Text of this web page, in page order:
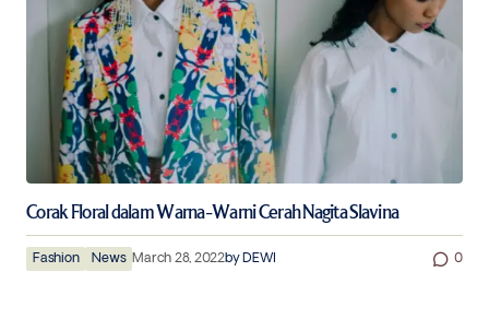
Corak Floral dalam Warna-Warni Cerah Nagita Slavina
Fashion News March 28, 2022byDEWI 0